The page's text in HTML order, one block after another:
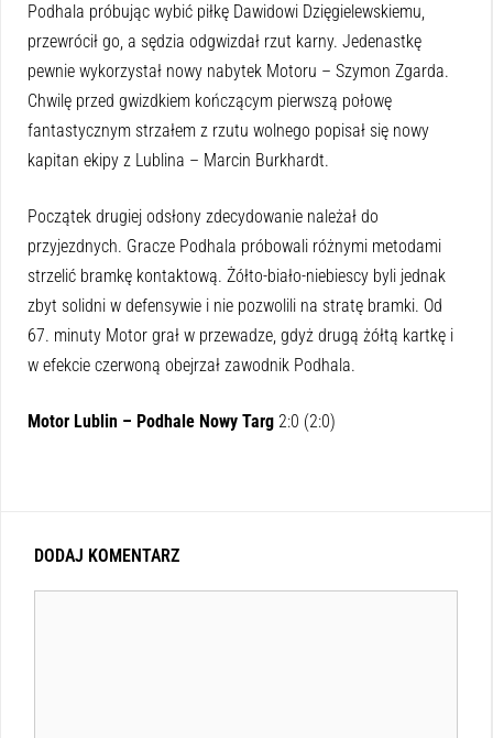
Podhala próbując wybić piłkę Dawidowi Dzięgielewskiemu,
przewrócił go, a sędzia odgwizdał rzut karny. Jedenastkę
pewnie wykorzystał nowy nabytek Motoru – Szymon Zgarda.
Chwilę przed gwizdkiem kończącym pierwszą połowę
fantastycznym strzałem z rzutu wolnego popisał się nowy
kapitan ekipy z Lublina – Marcin Burkhardt.
Początek drugiej odsłony zdecydowanie należał do
przyjezdnych. Gracze Podhala próbowali różnymi metodami
strzelić bramkę kontaktową. Żółto-biało-niebiescy byli jednak
zbyt solidni w defensywie i nie pozwolili na stratę bramki. Od
67. minuty Motor grał w przewadze, gdyż drugą żółtą kartkę i
w efekcie czerwoną obejrzał zawodnik Podhala.
Motor Lublin – Podhale Nowy Targ 2:0 (2:0)
DODAJ KOMENTARZ